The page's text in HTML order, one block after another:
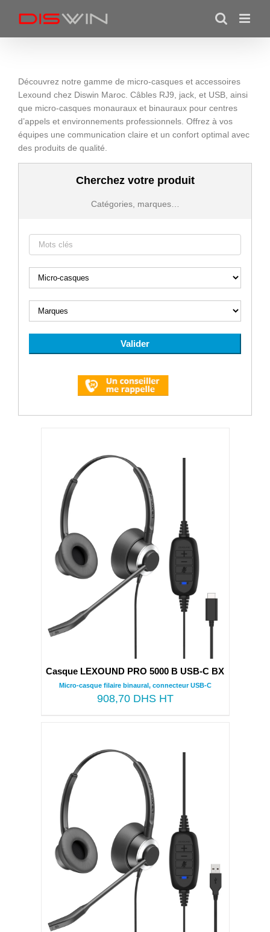
Découvrez notre gamme de micro-casques et accessoires
Lexound chez Diswin Maroc. Câbles RJ9, jack, et USB, ainsi
que micro-casques monauraux et binauraux pour centres
d’appels et environnements professionnels. Offrez à vos
équipes une communication claire et un confort optimal avec
des produits de qualité.
Cherchez votre produit
Catégories, marques…
Casque LEXOUND PRO 5000 B USB-C BX
Micro-casque filaire binaural, connecteur USB-C
908,70DHS HT